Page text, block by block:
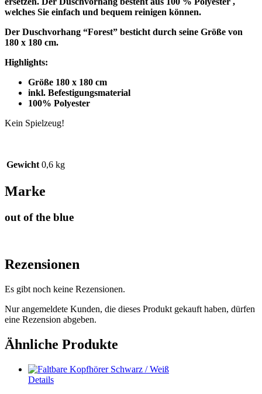
welches Sie einfach und bequem reinigen können.
Der Duschvorhang “Forest” besticht durch seine Größe von
180 x 180 cm.
Highlights:
Größe 180 x 180 cm
inkl. Befestigungsmaterial
100% Polyester
Kein Spielzeug!
Gewicht 0,6 kg
Marke
out of the blue
Rezensionen
Es gibt noch keine Rezensionen.
Nur angemeldete Kunden, die dieses Produkt gekauft haben, dürfen
eine Rezension abgeben.
Ähnliche Produkte
DetailsDieses